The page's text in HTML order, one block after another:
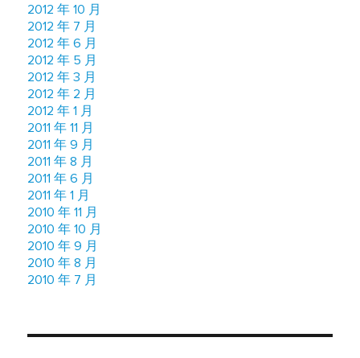
2012 年 10 月
2012 年 7 月
2012 年 6 月
2012 年 5 月
2012 年 3 月
2012 年 2 月
2012 年 1 月
2011 年 11 月
2011 年 9 月
2011 年 8 月
2011 年 6 月
2011 年 1 月
2010 年 11 月
2010 年 10 月
2010 年 9 月
2010 年 8 月
2010 年 7 月